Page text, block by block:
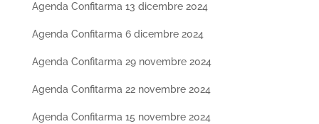
Agenda Confitarma 13 dicembre 2024
Agenda Confitarma 6 dicembre 2024
Agenda Confitarma 29 novembre 2024
Agenda Confitarma 22 novembre 2024
Agenda Confitarma 15 novembre 2024